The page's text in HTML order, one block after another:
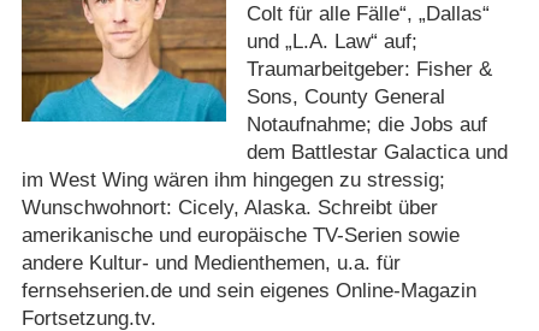
Colt für alle Fälle“, „Dallas“
und „L.A. Law“ auf;
Traumarbeitgeber: Fisher &
Sons, County General
Notaufnahme; die Jobs auf
dem Battlestar Galactica und
im West Wing wären ihm hingegen zu stressig;
Wunschwohnort: Cicely, Alaska. Schreibt über
amerikanische und europäische TV-Serien sowie
andere Kultur- und Medienthemen, u.a. für
fernsehserien.de und sein eigenes Online-Magazin
Fortsetzung.tv.